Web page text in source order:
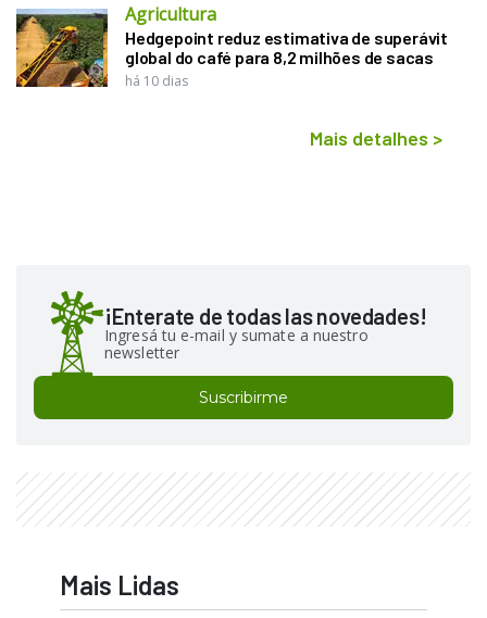
Agricultura
Hedgepoint reduz estimativa de superávit
global do café para 8,2 milhões de sacas
há 10 dias
Mais detalhes >
¡Enterate de todas las novedades!
Ingresá tu e-mail y sumate a nuestro
newsletter
Suscribirme
Mais Lidas